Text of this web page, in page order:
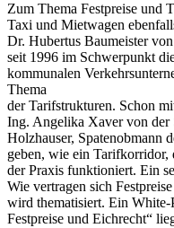
Zum Thema Festpreise und
Taxi und Mietwagen
Dr. Hubertus Baumeister
seit 1996 im Schwerpunkt
kommunalen
Thema
der Tarifstrukturen. Schon
Ing. Angelika Xaver von der
Holzhauser, Spatenobmann
geben, wie ein Tarifkorridor,
der Praxis funktioniert. Ein
Wie vertragen sich
wird thematisiert. Ein White-
Festpreise und Eichrecht“